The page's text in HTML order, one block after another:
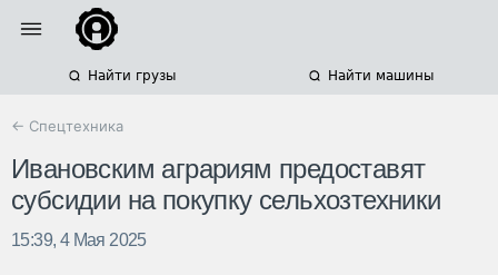
Найти грузы Найти машины
← Спецтехника
Ивановским аграриям предоставят
субсидии на покупку сельхозтехники
15:39, 4 Мая 2025